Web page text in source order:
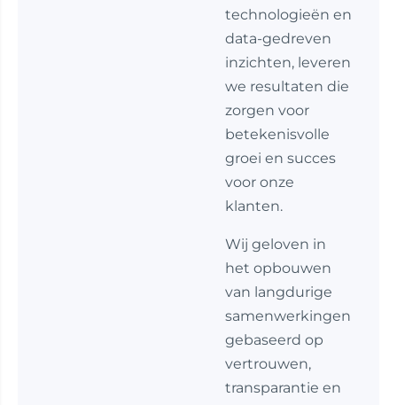
technologieën en
data-gedreven
inzichten, leveren
we resultaten die
zorgen voor
betekenisvolle
groei en succes
voor onze
klanten.
Wij geloven in
het opbouwen
van langdurige
samenwerkingen
gebaseerd op
vertrouwen,
transparantie en